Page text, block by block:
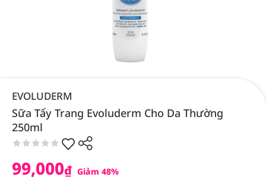
EVOLUDERM
Sữa Tẩy Trang Evoluderm Cho Da Thường
250ml
99,000₫ Giảm 48%